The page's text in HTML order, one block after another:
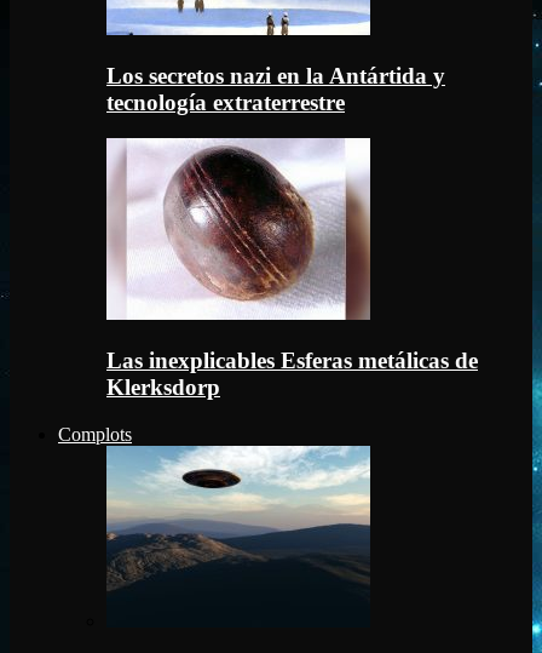
Los secretos nazi en la Antártida y
tecnología extraterrestre
Las inexplicables Esferas metálicas de
Klerksdorp
Complots